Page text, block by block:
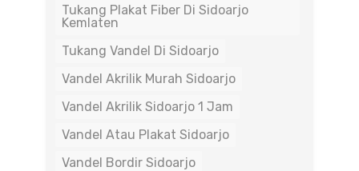
Tukang Plakat Fiber Di Sidoarjo
Kemlaten
Tukang Vandel Di Sidoarjo
Vandel Akrilik Murah Sidoarjo
Vandel Akrilik Sidoarjo 1 Jam
Vandel Atau Plakat Sidoarjo
Vandel Bordir Sidoarjo